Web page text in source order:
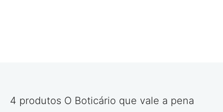
4 produtos O Boticário que vale a pena